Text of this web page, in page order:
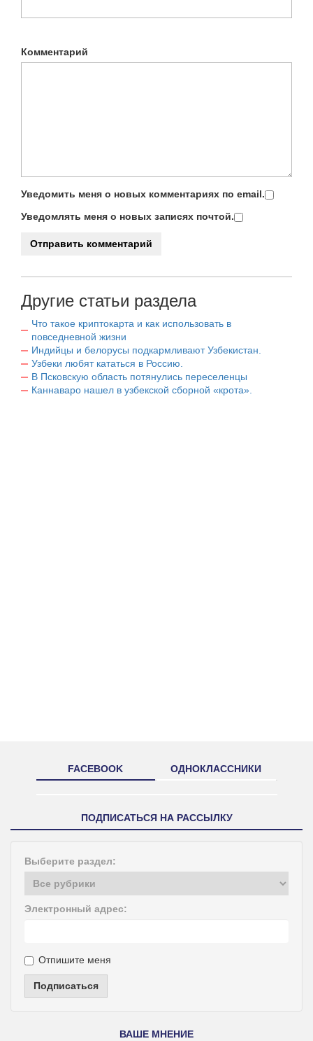
Комментарий
Уведомить меня о новых комментариях по email.
Уведомлять меня о новых записях почтой.
Другие статьи раздела
Что такое криптокарта и как использовать в
повседневной жизни
Индийцы и белорусы подкармливают Узбекистан.
Узбеки любят кататься в Россию.
В Псковскую область потянулись переселенцы
Каннаваро нашел в узбекской сборной «крота».
FACEBOOK ОДНОКЛАССНИКИ
ПОДПИСАТЬСЯ НА РАССЫЛКУ
Выберите раздел:
Электронный адрес:
Отпишите меня
Подписаться
ВАШЕ МНЕНИЕ